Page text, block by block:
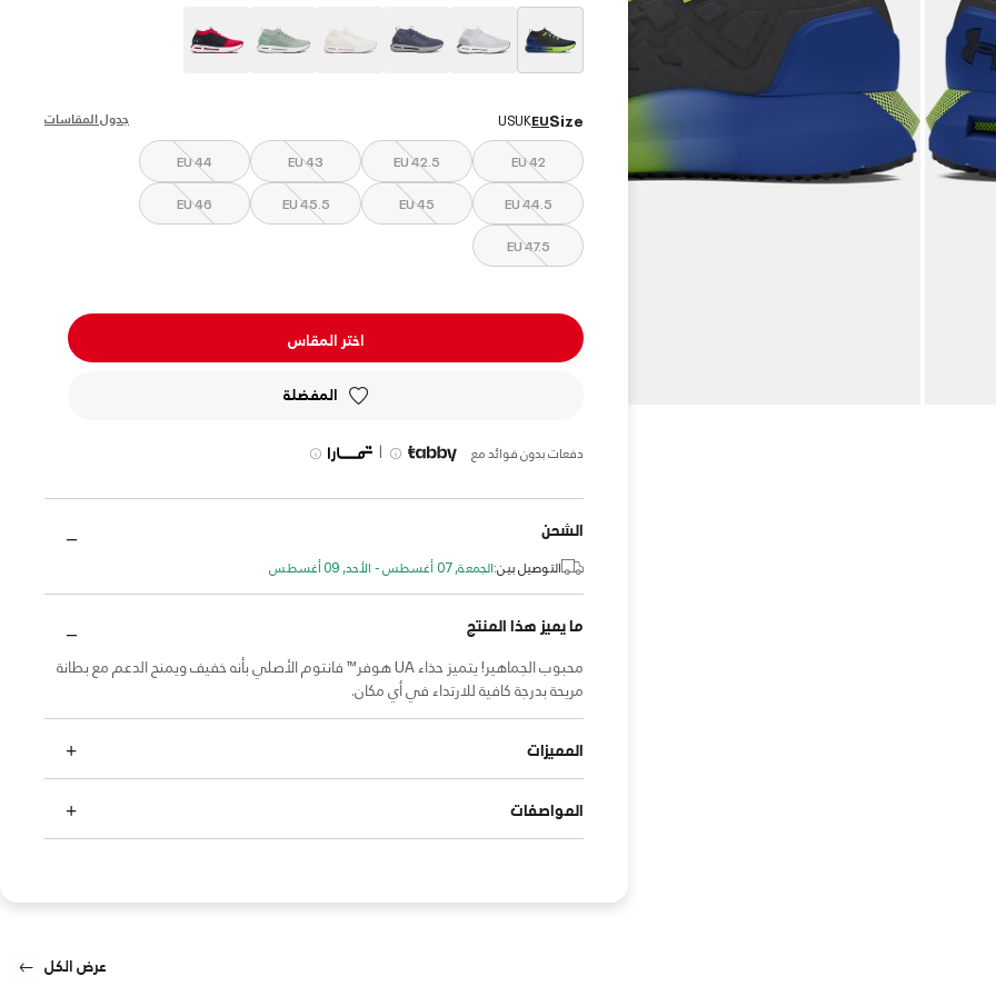
جدول المقاسات Size
EU
UK
US
EU 42
EU 42.5
EU 43
EU 44
EU 44.5
EU 45
EU 45.5
EU 46
EU 47.5
اختر المقاس
المفضلة
دفعات بدون فوائد مع |
الشحن
التوصيل بين:الجمعة, 07 أغسطس - الأحد, 09 أغسطس
ما يميز هذا المنتج
محبوب الجماهير! يتميز حذاء UA هوفر™ فانتوم الأصلي بأنه خفيف ويمنح الدعم مع بطانة
مريحة بدرجة كافية للارتداء في أي مكان.
المميزات
المواصفات
عرض الكل